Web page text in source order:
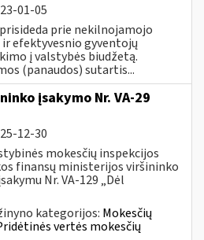
01-05
prie nekilnojamojo
efektyvesnio gyventojų
į valstybės biudžetą.
(panaudos) sutartis...
įsakymo Nr. VA-29
12-30
mokesčių inspekcijos
finansų ministerijos viršininko
Nr. VA-129 „Dėl
kategorijos: Mokesčių
vertės mokesčių